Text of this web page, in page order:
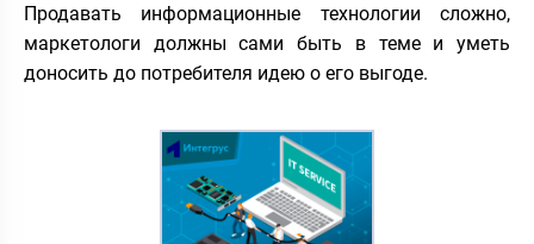
Продавать информационные технологии сложно,
маркетологи должны сами быть в теме и уметь
доносить до потребителя идею о его выгоде.